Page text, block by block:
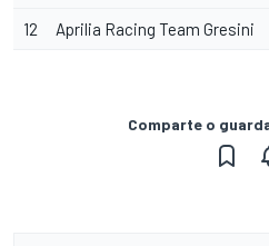
12 Aprilia Racing Team Gresini
Comparte o